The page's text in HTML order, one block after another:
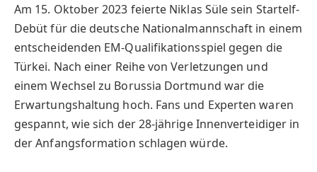
Am 15. Oktober 2023 feierte Niklas Süle sein Startelf-
Debüt für die deutsche Nationalmannschaft in einem
entscheidenden EM-Qualifikationsspiel gegen die
Türkei. Nach einer Reihe von Verletzungen und
einem Wechsel zu Borussia Dortmund war die
Erwartungshaltung hoch. Fans und Experten waren
gespannt, wie sich der 28-jährige Innenverteidiger in
der Anfangsformation schlagen würde.